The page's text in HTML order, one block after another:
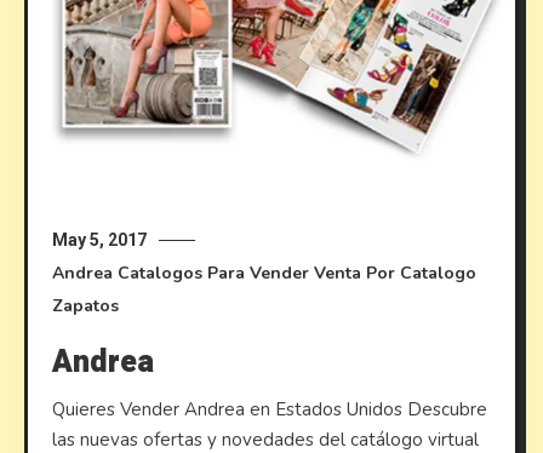
May 5, 2017
Andrea Catalogos Para Vender Venta Por Catalogo
Zapatos
Andrea
Quieres Vender Andrea en Estados Unidos Descubre
las nuevas ofertas y novedades del catálogo virtual